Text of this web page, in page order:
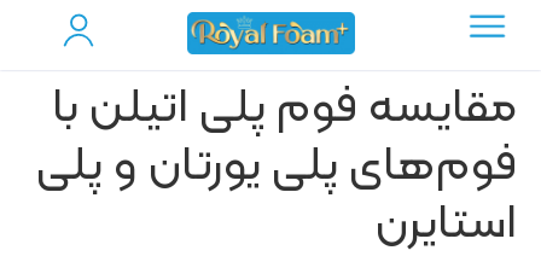
مقایسه فوم پلی‌ اتیلن با
فوم‌های پلی‌ یورتان و پلی‌
استایرن